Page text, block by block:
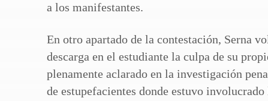
a los manifestantes.
En otro apartado de la contestación, Serna
descarga en el estudiante la culpa de su
plenamente aclarado en la investigación
de estupefacientes donde estuvo